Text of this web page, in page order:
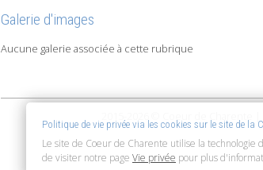
Galerie d'images
Aucune galerie associée à cette rubrique
Politique de vie privée via les cookies sur le site de
Le site de Coeur de Charente utilise la
de visiter notre page Vie privée pour plus